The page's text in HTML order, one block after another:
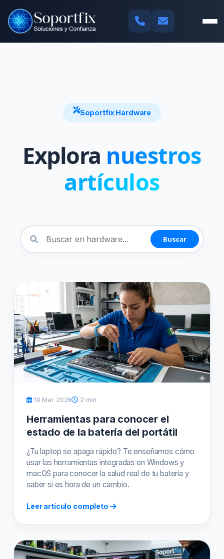
Soportfix Hardware
Explora nuestros
artículos
Buscar
19 Mar 2026 2 min
Herramientas para conocer el
estado de la batería del portátil
¿Tu laptop se apaga rápido? Te enseñamos cómo
usar las herramientas integradas en Windows y
macOS para conocer la salud real de tu batería y
saber si es hora de un cambio.
Leer artículo completo